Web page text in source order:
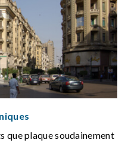
que plaque soudainement